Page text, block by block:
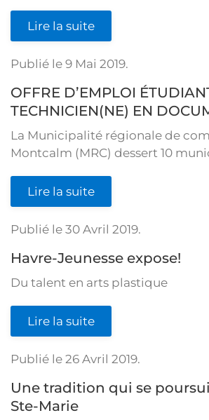
Lire la suite
Publié le 9 Mai 2019.
OFFRE D’EMPLOI
TECHNICIEN(NE) EN
La Municipalité régionale de
Montcalm (MRC) dessert 10
Lire la suite
Publié le 30 Avril 2019.
Havre-Jeunesse expose!
Du talent en arts plastique
Lire la suite
Publié le 26 Avril 2019.
Une tradition qui se
Ste-Marie